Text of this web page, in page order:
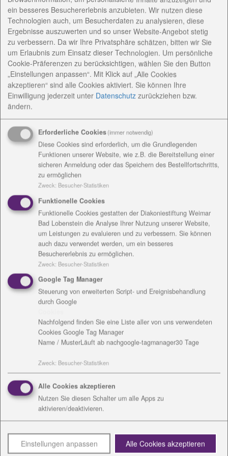
29.11.2012
Der Kalender 2013 der Diakoniestiftung ist jetzt
erhältlich. Er wird ein origineller Begleiter durch das
kommende Jahr sein und bietet sich als Geschenk
an. Der Kalender ist zum Aufstellen geeignet und
besteht aus perforierten Blättern zum
Heraustrennen. Diese können als Postkarten
verwendet werden. Jedes Monatsblatt ist mit
Engelmotiven und Sinnsprüchen gestaltet. Der
Kalender ist zum Preis von 8,00 Euro in den
Werkstattläden in Altengesees, Bad Lobenstein,
Holzdorf und Saalfeld erhältlich und kann auch
Jahreslosung, passend zum Kalender gestaltet, in
verschiedenen Größen zum Kauf
Eingliederungshilfe, Tel. 036643 30204,
K.Wuitz
ein besseres Besuchererlebnis anzubieten. Wir nutzen diese
Technologien auch, um Besucherdaten zu analysieren, diese
Ergebnisse auszuwerten und so unser Website-Angebot stetig
zu verbessern. Da wir Ihre Privatsphäre schätzen, bitten wir Sie
um Erlaubnis zum Einsatz dieser Technologien. Um persönliche
Cookie-Präferenzen zu berücksichtigen, wählen Sie den Button
„Einstellungen anpassen“. Mit Klick auf „Alle Cookies
akzeptieren“ sind alle Cookies aktiviert. Sie können Ihre
Einwilligung jederzeit unter Datenschutz zurückziehen bzw.
ändern.
Erforderliche Cookies(immer notwendig)
Diese Cookies sind erforderlich, um die Grundlegenden
Funktionen unserer Website, wie z.B. die Bereitstellung einer
sicheren Anmeldung oder das Speichern des Bestellfortschritts,
zu ermöglichen
Zweck: Besucher-Statistiken
Funktionelle Cookies
Funktionelle Cookies gestatten der Diakoniestiftung Weimar
Bad Lobenstein die Analyse Ihrer Nutzung unserer Website,
um Leistungen zu evaluieren und zu verbessern. Sie können
auch dazu verwendet werden, um ein besseres
Besuchererlebnis zu ermöglichen.
Zweck: Besucher-Statistiken
Google Tag Manager
Steuerung von erweiterten Script- und Ereignisbehandlung
durch Google
Nachfolgend finden Sie eine Liste aller von uns verwendeten
Cookies Google Tag Manager
Name / MusterLäuft ab nachgoogle-tagmanager30 Tage
Zweck: Besucher-Statistiken
Alle Cookies akzeptieren
Nutzen Sie diesen Schalter um alle Apps zu
aktivieren/deaktivieren.
Einstellungen anpassen Alle Cookies akzeptieren